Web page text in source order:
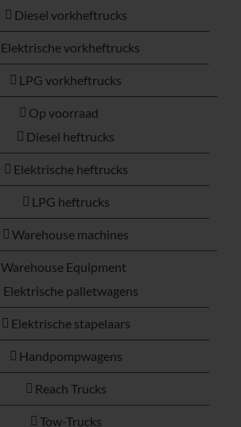
Diesel vorkheftrucks
Elektrische vorkheftrucks
LPG vorkheftrucks
Op voorraad
Diesel heftrucks
Elektrische heftrucks
LPG heftrucks
Warehouse machines
Warehouse Equipment
Elektrische palletwagens
Elektrische stapelaars
Handpompwagens
Reach Trucks
Tow-Trucks